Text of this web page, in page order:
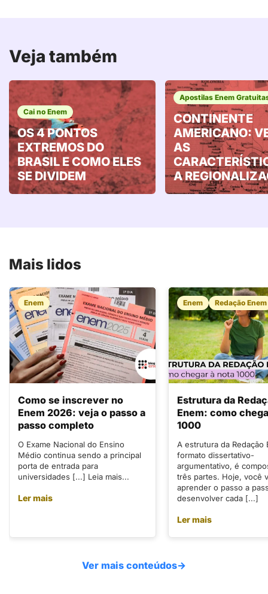
Veja também
Cai no Enem
OS 4 PONTOS
EXTREMOS DO
BRASIL E COMO ELES
SE DIVIDEM
Apostilas Enem
CONTINENTE
AMERICANO:
AS
A
Mais lidos
Enem
Como se inscrever no
Enem 2026: veja o passo a
passo completo
O Exame Nacional do Ensino
Médio continua sendo a principal
porta de entrada para
universidades [...] Leia mais...
Ler mais
Enem Redação Enem
Estrutura da
Enem: como
1000
A estrutura da Redação
formato dissertativo-
argumentativo, é
três partes. Hoje, você
aprender o passo a
desenvolver cada [...]
Ler mais
Ver mais conteúdos→